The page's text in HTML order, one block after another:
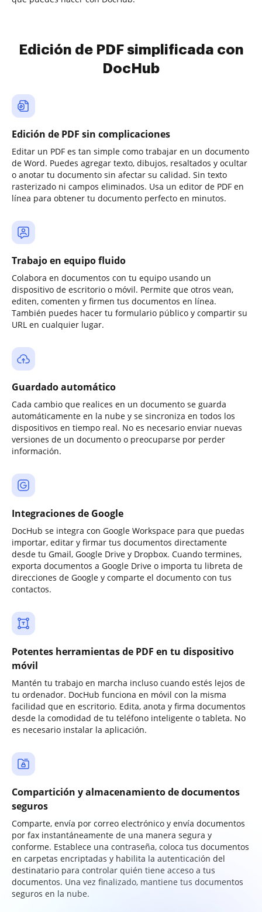
Edición de PDF simplificada con
DocHub
Edición de PDF sin complicaciones
Editar un PDF es tan simple como trabajar en un documento
de Word. Puedes agregar texto, dibujos, resaltados y ocultar
o anotar tu documento sin afectar su calidad. Sin texto
rasterizado ni campos eliminados. Usa un editor de PDF en
línea para obtener tu documento perfecto en minutos.
Trabajo en equipo fluido
Colabora en documentos con tu equipo usando un
dispositivo de escritorio o móvil. Permite que otros vean,
editen, comenten y firmen tus documentos en línea.
También puedes hacer tu formulario público y compartir su
URL en cualquier lugar.
Guardado automático
Cada cambio que realices en un documento se guarda
automáticamente en la nube y se sincroniza en todos los
dispositivos en tiempo real. No es necesario enviar nuevas
versiones de un documento o preocuparse por perder
información.
Integraciones de Google
DocHub se integra con Google Workspace para que puedas
importar, editar y firmar tus documentos directamente
desde tu Gmail, Google Drive y Dropbox. Cuando termines,
exporta documentos a Google Drive o importa tu libreta de
direcciones de Google y comparte el documento con tus
contactos.
Potentes herramientas de PDF en tu dispositivo
móvil
Mantén tu trabajo en marcha incluso cuando estés lejos de
tu ordenador. DocHub funciona en móvil con la misma
facilidad que en escritorio. Edita, anota y firma documentos
desde la comodidad de tu teléfono inteligente o tableta. No
es necesario instalar la aplicación.
Compartición y almacenamiento de documentos
seguros
Comparte, envía por correo electrónico y envía documentos
por fax instantáneamente de una manera segura y
conforme. Establece una contraseña, coloca tus documentos
en carpetas encriptadas y habilita la autenticación del
destinatario para controlar quién tiene acceso a tus
documentos. Una vez finalizado, mantiene tus documentos
seguros en la nube.